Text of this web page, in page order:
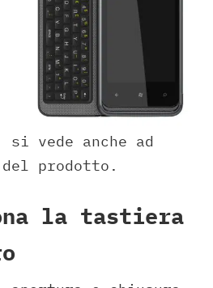
vede anche ad
prodotto.
la tastiera